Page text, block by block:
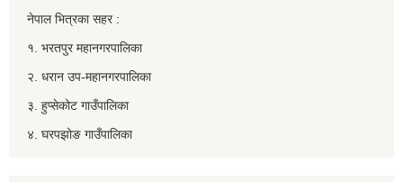
नेपाल भित्रका सहर :
१. भरतपुर महानगरपालिका
२. धरान उप-महानगरपालिका
३. हुप्सेकोट गाउँपालिका
४. घरपझोङ गाउँपालिका